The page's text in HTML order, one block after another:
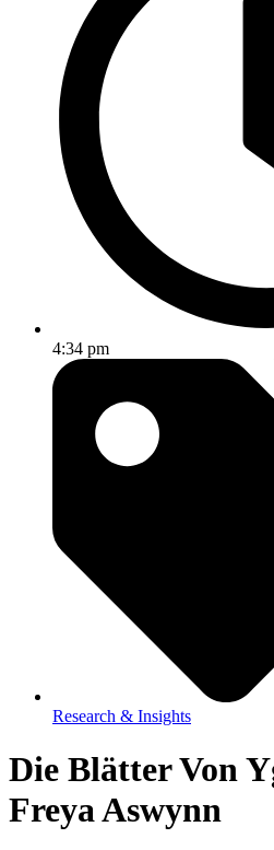
4:34 pm
Research & Insights
Die Blätter Von
Freya Aswynn